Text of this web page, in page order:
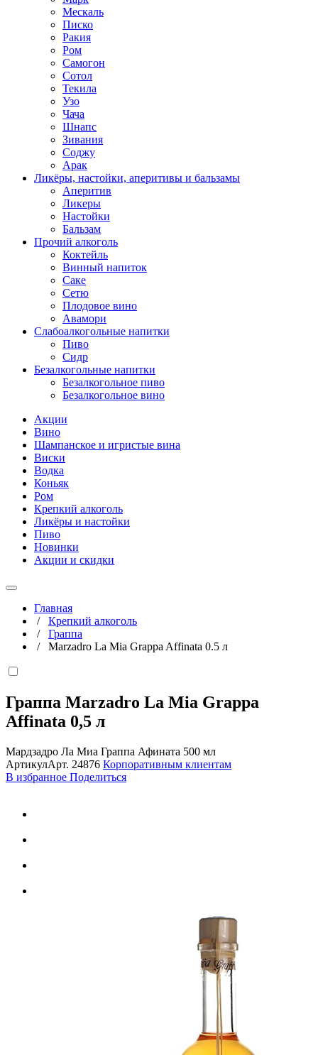
Мескаль
Писко
Ракия
Ром
Самогон
Сотол
Текила
Узо
Чача
Шнапс
Зивания
Соджу
Арак
Ликёры, настойки, аперитивы и бальзамы
Аперитив
Ликеры
Настойки
Бальзам
Прочий алкоголь
Коктейль
Винный напиток
Саке
Сетю
Плодовое вино
Авамори
Слабоалкогольные напитки
Пиво
Сидр
Безалкогольные напитки
Безалкогольное пиво
Безалкогольное вино
Акции
Вино
Шампанское и игристые вина
Виски
Водка
Коньяк
Ром
Крепкий алкоголь
Ликёры и настойки
Пиво
Новинки
Акции и скидки
Главная
/ Крепкий алкоголь
/ Граппа
/ Marzadro La Mia Grappa Affinata 0.5 л
Граппа Marzadro La Mia Grappa
Affinata 0,5 л
Мардзадро Ла Миа Граппа Афината 500 мл
АртикулАрт. 24876 Корпоративным клиентам
В избранное Поделиться